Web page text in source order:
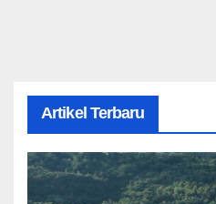
Artikel Terbaru